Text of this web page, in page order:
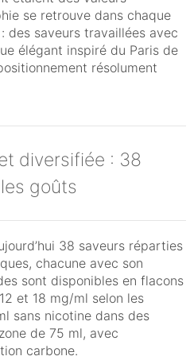
se retrouve dans chaque
des saveurs travaillées avec
élégant inspiré du Paris de
résolument
diversifiée : 38
goûts
38 saveurs réparties
chacune avec son
sont disponibles en flacons
et 18 mg/ml selon les
sans nicotine dans des
de 75 ml, avec
carbone.